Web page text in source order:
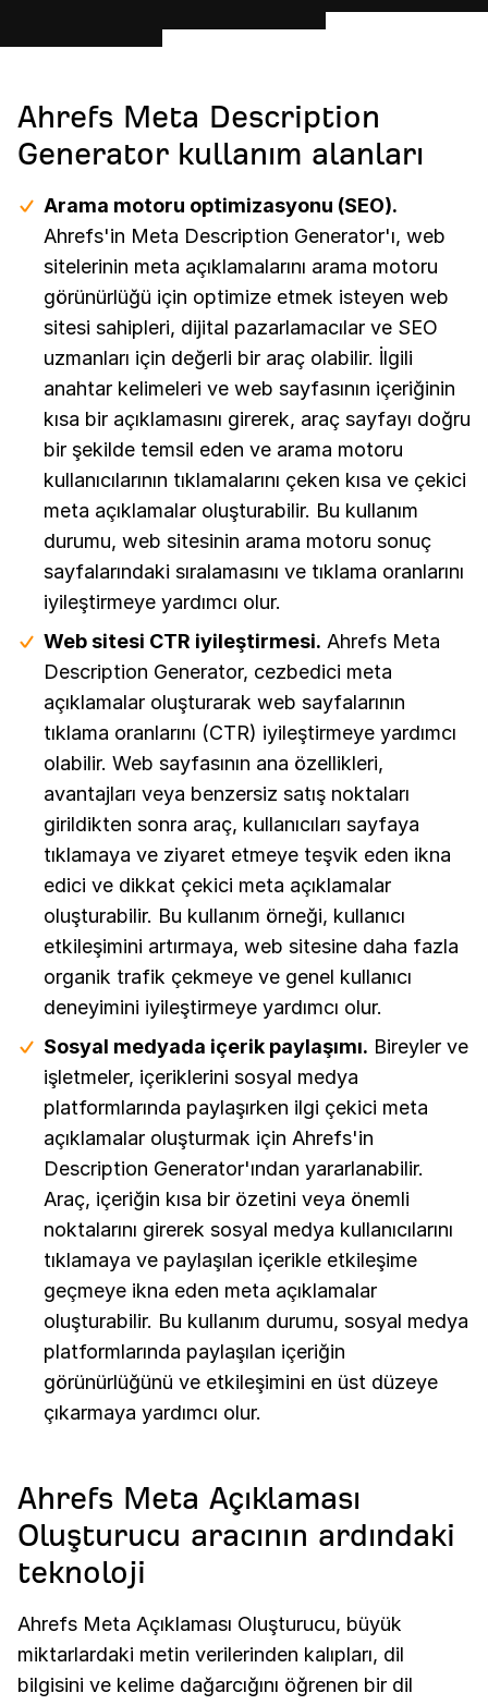
Ahrefs Meta Description
Generator kullanım alanları
Arama motoru optimizasyonu (SEO).
Ahrefs'in Meta Description Generator'ı, web
sitelerinin meta açıklamalarını arama motoru
görünürlüğü için optimize etmek isteyen web
sitesi sahipleri, dijital pazarlamacılar ve SEO
uzmanları için değerli bir araç olabilir. İlgili
anahtar kelimeleri ve web sayfasının içeriğinin
kısa bir açıklamasını girerek, araç sayfayı doğru
bir şekilde temsil eden ve arama motoru
kullanıcılarının tıklamalarını çeken kısa ve çekici
meta açıklamalar oluşturabilir. Bu kullanım
durumu, web sitesinin arama motoru sonuç
sayfalarındaki sıralamasını ve tıklama oranlarını
iyileştirmeye yardımcı olur.
Web sitesi CTR iyileştirmesi. Ahrefs Meta
Description Generator, cezbedici meta
açıklamalar oluşturarak web sayfalarının
tıklama oranlarını (CTR) iyileştirmeye yardımcı
olabilir. Web sayfasının ana özellikleri,
avantajları veya benzersiz satış noktaları
girildikten sonra araç, kullanıcıları sayfaya
tıklamaya ve ziyaret etmeye teşvik eden ikna
edici ve dikkat çekici meta açıklamalar
oluşturabilir. Bu kullanım örneği, kullanıcı
etkileşimini artırmaya, web sitesine daha fazla
organik trafik çekmeye ve genel kullanıcı
deneyimini iyileştirmeye yardımcı olur.
Sosyal medyada içerik paylaşımı. Bireyler ve
işletmeler, içeriklerini sosyal medya
platformlarında paylaşırken ilgi çekici meta
açıklamalar oluşturmak için Ahrefs'in
Description Generator'ından yararlanabilir.
Araç, içeriğin kısa bir özetini veya önemli
noktalarını girerek sosyal medya kullanıcılarını
tıklamaya ve paylaşılan içerikle etkileşime
geçmeye ikna eden meta açıklamalar
oluşturabilir. Bu kullanım durumu, sosyal medya
platformlarında paylaşılan içeriğin
görünürlüğünü ve etkileşimini en üst düzeye
çıkarmaya yardımcı olur.
Ahrefs Meta Açıklaması
Oluşturucu aracının ardındaki
teknoloji
Ahrefs Meta Açıklaması Oluşturucu, büyük
miktarlardaki metin verilerinden kalıpları, dil
bilgisini ve kelime dağarcığını öğrenen bir dil